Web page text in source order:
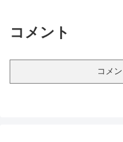
コメント
コメ